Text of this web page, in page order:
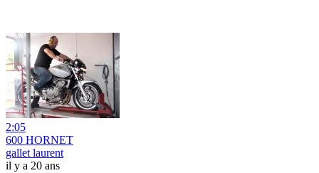
2:05
600 HORNET
gallet laurent
il y a 20 ans